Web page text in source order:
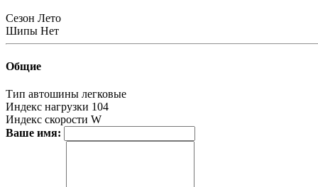
Сезон Лето
Шипы Нет
Общие
Тип автошины легковые
Индекс нагрузки 104
Индекс скорости W
Ваше имя: